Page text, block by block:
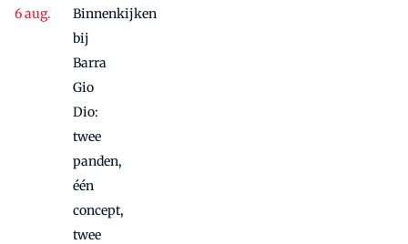
Binnenkijken
bij
Barra
Gio
Dio:
twee
panden,
één
concept,
twee